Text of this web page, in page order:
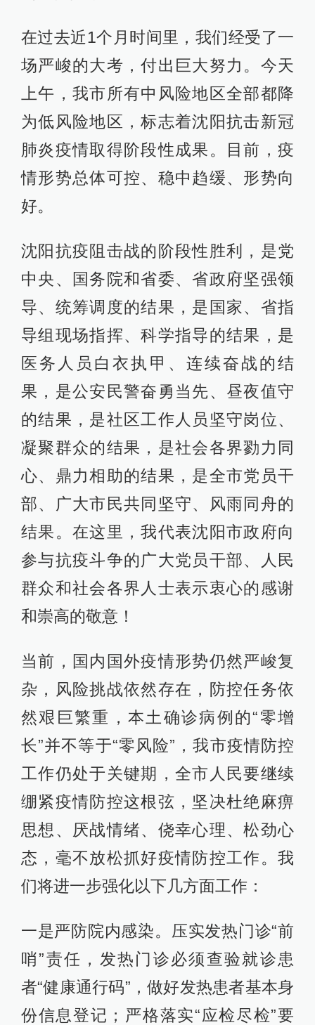
在过去近1个月时间里，我们经受了一
场严峻的大考，付出巨大努力。今天
上午，我市所有中风险地区全部都降
为低风险地区，标志着沈阳抗击新冠
肺炎疫情取得阶段性成果。目前，疫
情形势总体可控、稳中趋缓、形势向
好。
沈阳抗疫阻击战的阶段性胜利，是党
中央、国务院和省委、省政府坚强领
导、统筹调度的结果，是国家、省指
导组现场指挥、科学指导的结果，是
医务人员白衣执甲、连续奋战的结
果，是公安民警奋勇当先、昼夜值守
的结果，是社区工作人员坚守岗位、
凝聚群众的结果，是社会各界勠力同
心、鼎力相助的结果，是全市党员干
部、广大市民共同坚守、风雨同舟的
结果。在这里，我代表沈阳市政府向
参与抗疫斗争的广大党员干部、人民
群众和社会各界人士表示衷心的感谢
和崇高的敬意！
当前，国内国外疫情形势仍然严峻复
杂，风险挑战依然存在，防控任务依
然艰巨繁重，本土确诊病例的“零增
长”并不等于“零风险”，我市疫情防控
工作仍处于关键期，全市人民要继续
绷紧疫情防控这根弦，坚决杜绝麻痹
思想、厌战情绪、侥幸心理、松劲心
态，毫不放松抓好疫情防控工作。我
们将进一步强化以下几方面工作：
一是严防院内感染。压实发热门诊“前
哨”责任，发热门诊必须查验就诊患
者“健康通行码”，做好发热患者基本身
份信息登记；严格落实“应检尽检”要